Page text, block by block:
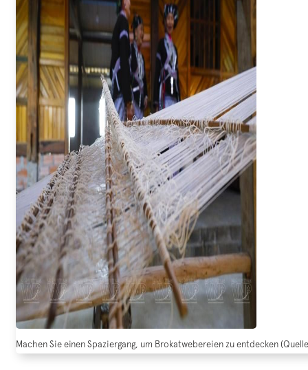
Machen Sie einen Spaziergang, um Brokatwebereien zu entdecken